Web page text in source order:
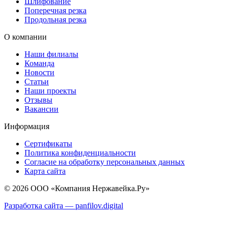
Поперечная резка
Продольная резка
О компании
Наши филиалы
Команда
Новости
Статьи
Наши проекты
Отзывы
Вакансии
Информация
Сертификаты
Политика конфиденциальности
Согласие на обработку персональных данных
Карта сайта
© 2026 ООО «Компания Нержавейка.Ру»
Разработка сайта — panfilov.digital